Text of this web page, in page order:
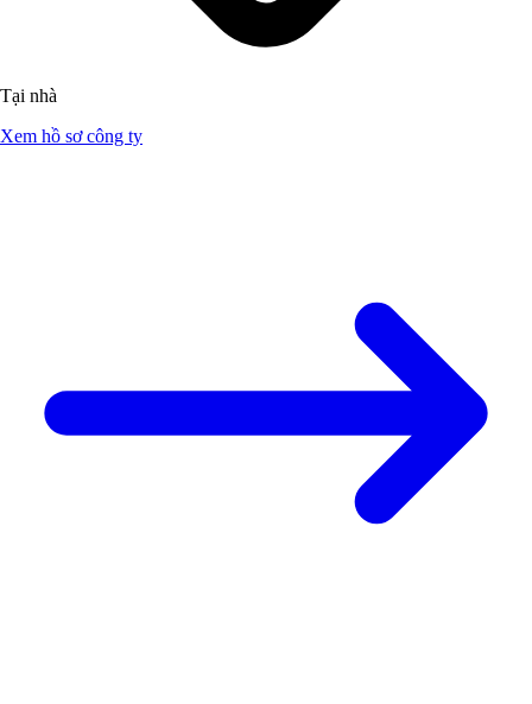
Tại nhà
Xem hồ sơ công ty